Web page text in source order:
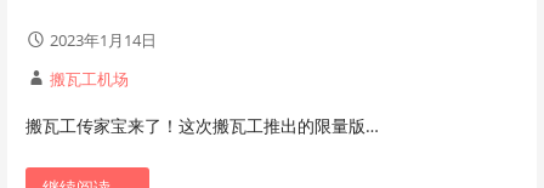
2023年1月14日
搬瓦工机场
搬瓦工传家宝来了！这次搬瓦工推出的限量版…